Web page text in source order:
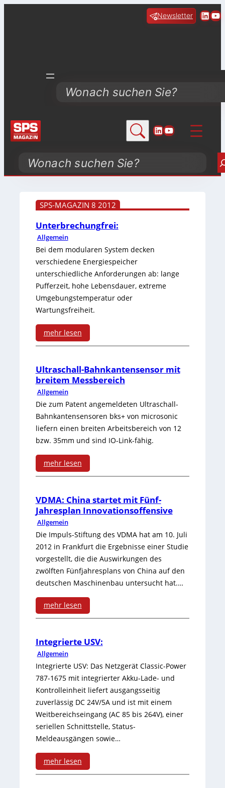
Newsletter
Search
LinkedIn
YouTube
Search
SPS-MAGAZIN 8 2012
Unterbrechungfrei:
Allgemein
Bei dem modularen System decken
verschiedene Energiespeicher
unterschiedliche Anforderungen ab: lange
Pufferzeit, hohe Lebensdauer, extreme
Umgebungstemperatur oder
Wartungsfreiheit.
mehr lesen
:
U
n
t
e
r
b
r
c
h
u
n
g
f
r
i
:
Ultraschall-Bahnkantensensor mit
breitem Messbereich
Allgemein
Die zum Patent angemeldeten Ultraschall-
Bahnkantensensoren bks+ von microsonic
liefern einen breiten Arbeitsbereich von 12
bzw. 35mm und sind IO-Link-fähig.
mehr lesen
:
U
l
t
r
a
s
c
h
a
l
l
-
B
a
h
k
VDMA: China startet mit Fünf-
Jahresplan Innovationsoffensive
Allgemein
Die Impuls-Stiftung des VDMA hat am 10. Juli
2012 in Frankfurt die Ergebnisse einer Studie
vorgestellt, die die Auswirkungen des
zwölften Fünfjahresplans von China auf den
deutschen Maschinenbau untersucht hat.…
mehr lesen
:
V
D
M
A
:
C
h
Integrierte USV:
Allgemein
Integrierte USV: Das Netzgerät Classic-Power
787-1675 mit integrierter Akku-Lade- und
Kontrolleinheit liefert ausgangsseitig
zuverlässig DC 24V/5A und ist mit einem
Weitbereichseingang (AC 85 bis 264V), einer
seriellen Schnittstelle, Status-
Meldeausgängen sowie…
mehr lesen
: